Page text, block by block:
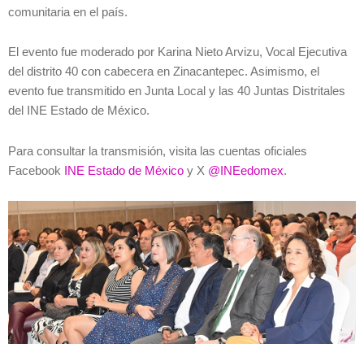
comunitaria en el país.
El evento fue moderado por Karina Nieto Arvizu, Vocal Ejecutiva
del distrito 40 con cabecera en Zinacantepec. Asimismo, el
evento fue transmitido en Junta Local y las 40 Juntas Distritales
del INE Estado de México.
Para consultar la transmisión, visita las cuentas oficiales
Facebook
INE Estado de México y X @INEedomex.